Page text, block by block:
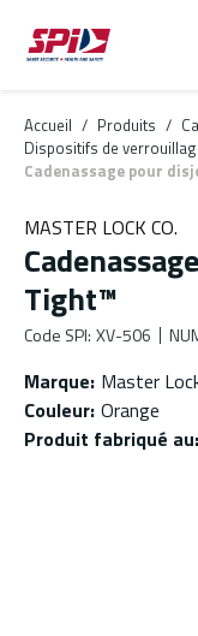
Aller au contenu
Skip to menu
Skip to footer
Accueil / Produits /
Dispositifs de
Cadenassage pour
MASTER LOCK CO.
Tight™
Code SPI: XV-506
Marque: Master
Couleur: Orange
Produit fabriqué au: